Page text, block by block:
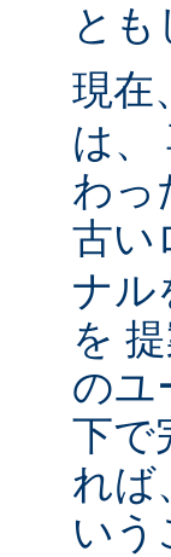
とも
現在、
は、
わっ
古い
ナル
を
のユ
下で
れば
いう